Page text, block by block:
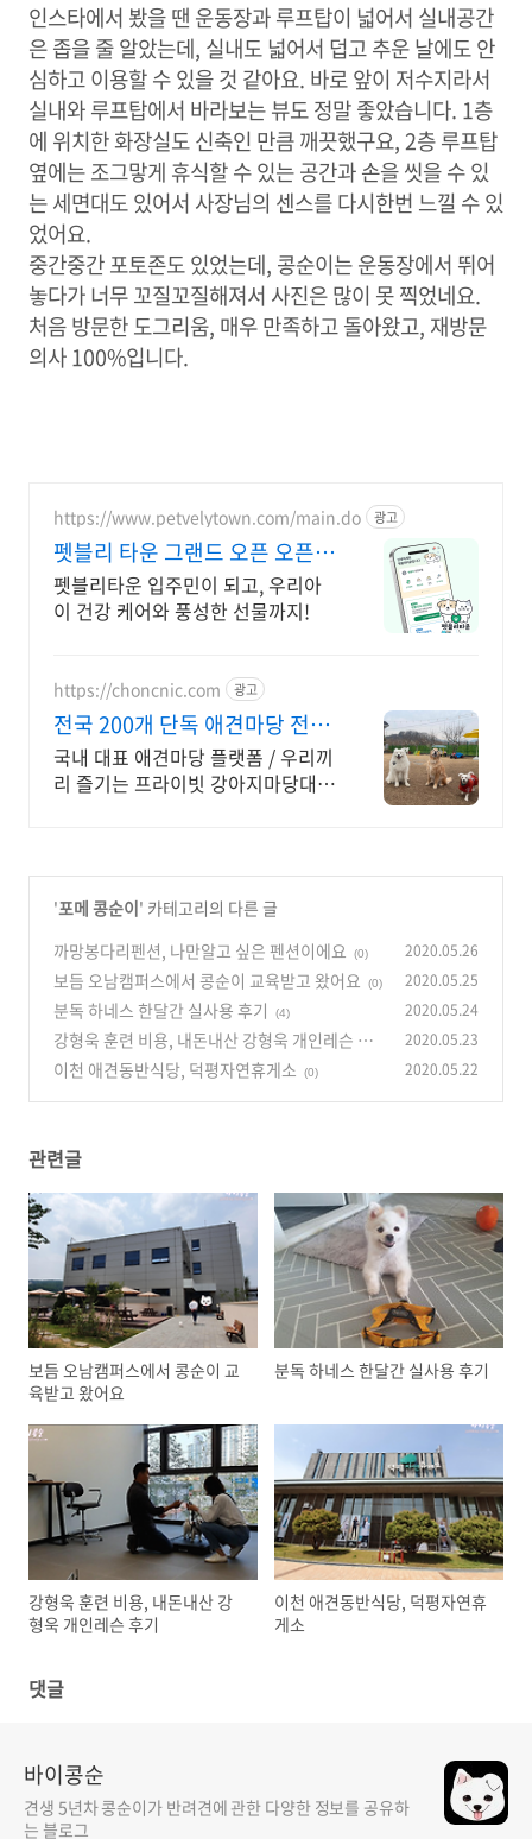
인스타에서 봤을 땐 운동장과 루프탑이 넓어서 실내공간
은 좁을 줄 알았는데, 실내도 넓어서 덥고 추운 날에도 안
심하고 이용할 수 있을 것 같아요. 바로 앞이 저수지라서
실내와 루프탑에서 바라보는 뷰도 정말 좋았습니다. 1층
에 위치한 화장실도 신축인 만큼 깨끗했구요, 2층 루프탑
옆에는 조그맣게 휴식할 수 있는 공간과 손을 씻을 수 있
는 세면대도 있어서 사장님의 센스를 다시한번 느낄 수 있
었어요.
중간중간 포토존도 있었는데, 콩순이는 운동장에서 뛰어
놓다가 너무 꼬질꼬질해져서 사진은 많이 못 찍었네요.
처음 방문한 도그리움, 매우 만족하고 돌아왔고, 재방문
의사 100%입니다.
https://www.petvelytown.com/main.do 광고
펫블리 타운 그랜드 오픈 오픈
이벤트 진행 중!
펫블리타운 입주민이 되고, 우리아
이 건강 케어와 풍성한 선물까지!
https://choncnic.com 광고
전국 200개 단독 애견마당 전국
200개 단독애견운동장
국내 대표 애견마당 플랫폼 / 우리끼
리 즐기는 프라이빗 강아지마당대여
'포메 콩순이' 카테고리의 다른 글
까망봉다리펜션, 나만알고 싶은 펜션이에요
(0) 2020.05.26
보듬 오남캠퍼스에서 콩순이 교육받고 왔어요 (0) 2020.05.25
분독 하네스 한달간 실사용 후기 (4) 2020.05.24
강형욱 훈련 비용, 내돈내산 강형욱 개인레슨 후
기
(0)
2020.05.23
이천 애견동반식당, 덕평자연휴게소 (0) 2020.05.22
관련글
보듬 오남캠퍼스에서 콩순이 교
육받고 왔어요
분독 하네스 한달간 실사용 후기
강형욱 훈련 비용, 내돈내산 강
형욱 개인레슨 후기
이천 애견동반식당, 덕평자연휴
게소
댓글
바이콩순
견생 5년차 콩순이가 반려견에 관한 다양한 정보를 공유하
는 블로그